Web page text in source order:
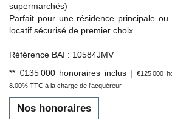
supermarchés)
Parfait pour une résidence principale
locatif sécurisé de premier choix.
Référence BAI : 10584JMV
** €135 000 honoraires inclus | €125 000
8.00% TTC à la charge de l'acquéreur
Nos honoraires